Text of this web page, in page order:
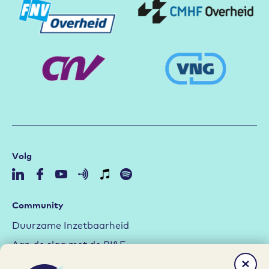
Volg
Community
Duurzame Inzetbaarheid
Aan de slag met de RI&E
Arbeidsmarktstrategie